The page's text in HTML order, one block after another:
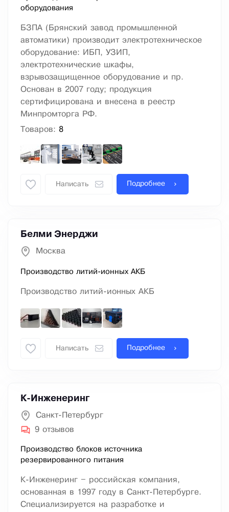
оборудования
БЗПА (Брянский завод промышленной
автоматики) производит электротехническое
оборудование: ИБП, УЗИП,
электротехнические шкафы,
взрывозащищенное оборудование и пр.
Основан в 2007 году; продукция
сертифицирована и внесена в реестр
Минпромторга РФ.
Товаров: 8
Написать Подробнее
Белми Энерджи
Москва
Производство литий-ионных АКБ
Производство литий-ионных АКБ
Написать Подробнее
К-Инженеринг
Санкт-Петербург
9 отзывов
Производство блоков источника
резервированного питания
К-Инженеринг – российская компания,
основанная в 1997 году в Санкт-Петербурге.
Специализируется на разработке и